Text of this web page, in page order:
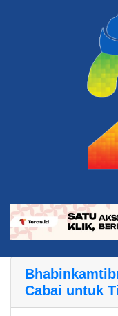
Cabai untuk